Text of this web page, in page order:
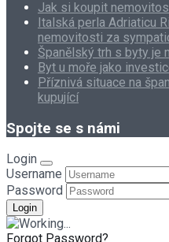
Jak si koupit
Italská perla Adriaticu
nemovitosti za
Španělský trh s byty je
Byt u moře jako
Příznivá situace na
kupující
Spojte se s námi
Login
Username
Password
Forgot Password?